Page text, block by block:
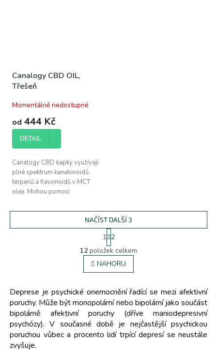
Canalogy CBD OIL,
Třešeň
Momentálně nedostupné
od 444 Kč
DETAIL
Canalogy CBD kapky využívají
plné spektrum kanabinoidů,
terpenů a flavonoidů v MCT
oleji. Mohou pomoci
kvality vašeho...
O
v
l
á
a
c
í
p
r
v
NAČÍST DALŠÍ 3
S
t
r
á
n
k
v
n
í
1 2
12položek celkem
NAHORU
Deprese je psychické onemocnění řadící se mezi afektivní
poruchy. Může být monopolární nebo bipolární jako součást
bipolárně afektivní poruchy (dříve maniodepresivní
psychózy). V současné době je nejčastější psychickou
poruchou vůbec a procento lidí trpící depresí se neustále
zvyšuje.